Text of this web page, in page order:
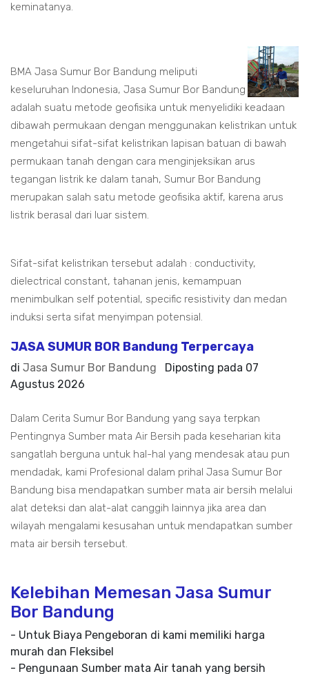
keminatanya.
BMA Jasa Sumur Bor Bandung meliputi
keseluruhan Indonesia, Jasa Sumur Bor Bandung
adalah suatu metode geofisika untuk menyelidiki keadaan
dibawah permukaan dengan menggunakan kelistrikan untuk
mengetahui sifat-sifat kelistrikan lapisan batuan di bawah
permukaan tanah dengan cara menginjeksikan arus
tegangan listrik ke dalam tanah, Sumur Bor Bandung
merupakan salah satu metode geofisika aktif, karena arus
listrik berasal dari luar sistem.
Sifat-sifat kelistrikan tersebut adalah : conductivity,
dielectrical constant, tahanan jenis, kemampuan
menimbulkan self potential, specific resistivity dan medan
induksi serta sifat menyimpan potensial.
JASA SUMUR BOR Bandung Terpercaya
di Jasa Sumur Bor Bandung Diposting pada 07
Agustus 2026
Dalam Cerita Sumur Bor Bandung yang saya terpkan
Pentingnya Sumber mata Air Bersih pada keseharian kita
sangatlah berguna untuk hal-hal yang mendesak atau pun
mendadak, kami Profesional dalam prihal Jasa Sumur Bor
Bandung bisa mendapatkan sumber mata air bersih melalui
alat deteksi dan alat-alat canggih lainnya jika area dan
wilayah mengalami kesusahan untuk mendapatkan sumber
mata air bersih tersebut.
Kelebihan Memesan Jasa Sumur
Bor Bandung
- Untuk Biaya Pengeboran di kami memiliki harga
murah dan Fleksibel
- Pengunaan Sumber mata Air tanah yang bersih